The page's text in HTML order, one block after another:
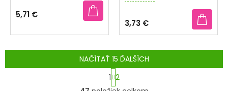
produktu
je
z
5
5,71 €
3,73 €
O
NAČÍTAŤ 15 ĎALŠÍCH
S
t
1 2